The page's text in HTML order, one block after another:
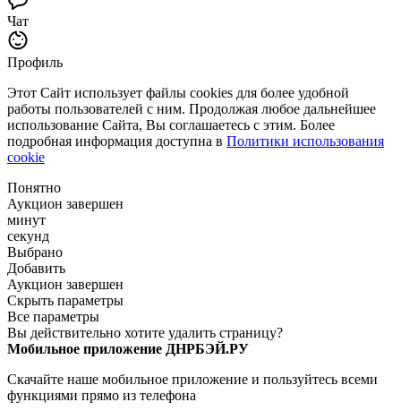
Чат
Профиль
Этот Сайт использует файлы cookies для более удобной
работы пользователей с ним. Продолжая любое дальнейшее
использование Сайта, Вы соглашаетесь с этим. Более
подробная информация доступна в Политики использования
cookie
Понятно
Аукцион завершен
минут
секунд
Выбрано
Добавить
Аукцион завершен
Скрыть параметры
Все параметры
Вы действительно хотите удалить страницу?
Мобильное приложение ДНРБЭЙ.РУ
Скачайте наше мобильное приложение и пользуйтесь всеми
функциями прямо из телефона